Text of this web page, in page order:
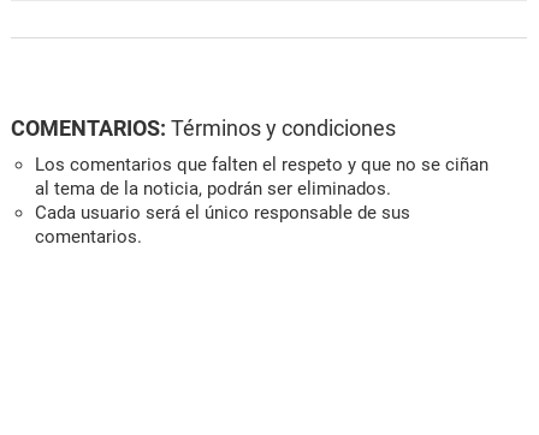
COMENTARIOS: Términos y condiciones
Los comentarios que falten el respeto y que no se ciñan
al tema de la noticia, podrán ser eliminados.
Cada usuario será el único responsable de sus
comentarios.